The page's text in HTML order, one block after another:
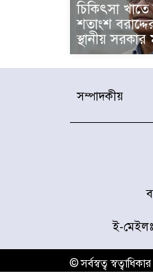
চিকিৎসা
শতাংশ
স্থানীয় সরকার
সম্পাদকীয়
ই-
© সর্বস্বত্ব